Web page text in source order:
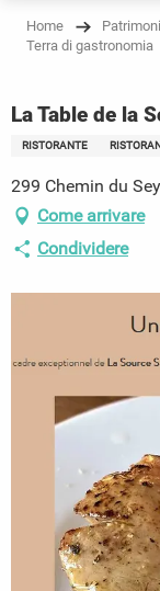
Home
Terra di gastronomia
La Table de la
RISTORANTE
299 Chemin du
Come arrivare
Condividere